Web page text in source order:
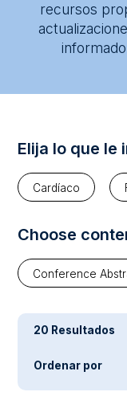
recursos
Elija lo que le
Cardíaco
Choose
Conference
20 Resultados
Ordenar por